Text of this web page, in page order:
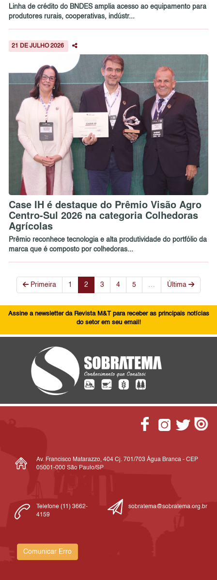
Linha de crédito do BNDES amplia acesso ao equipamento para
produtores rurais, cooperativas, indústr...
21 DE JULHO 2026
Case IH é destaque do Prêmio Visão Agro
Centro-Sul 2026 na categoria Colhedoras
Agrícolas
Prêmio reconhece tecnologia e alta produtividade do portfólio da
marca que é composto por colhedoras...
Primeira 1 2 3 4 5 Última
Assine a newsletter da Revista M&T para receber as principais notícias
do setor em seu email!
Av. Francisco Matarazzo, 404 Cj. 701/703 Água Branca - CEP
05001-000 São Paulo/SP
Telefone (11) 3662-
4159
sobratema@sobratema.org.br
Comunicar Erro